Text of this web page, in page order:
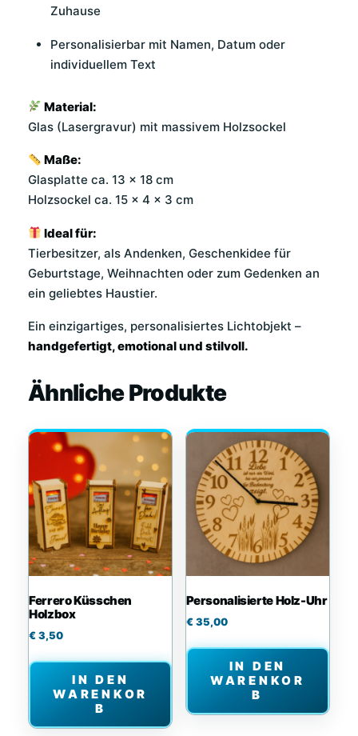
Zuhause
Personalisierbar mit Namen, Datum oder
individuellem Text
Material:
Glas (Lasergravur) mit massivem Holzsockel
Maße:
Glasplatte ca. 13 × 18 cm
Holzsockel ca. 15 × 4 × 3 cm
Ideal für:
Tierbesitzer, als Andenken, Geschenkidee für
Geburtstage, Weihnachten oder zum Gedenken an
ein geliebtes Haustier.
Ein einzigartiges, personalisiertes Lichtobjekt –
handgefertigt, emotional und stilvoll.
Ähnliche Produkte
Ferrero Küsschen
Holzbox
€ 3,50
IN DEN
WARENKOR
B
Personalisierte Holz-Uhr
€35,00
IN DEN
WARENKOR
B